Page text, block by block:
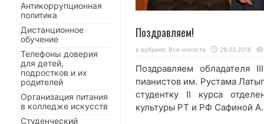
Поздравляем!
в рубрике: Все новости 29.03.2016
Поздравляем обладателя
пианистов им. Рустама
студентку II курса
культуры РТ и РФ Сафиной
Антикоррупционная
политика
Дистанционное
обучение
Телефоны доверия
для детей,
подростков и их
родителей
Организация питания
в колледже искусств
Студенческий